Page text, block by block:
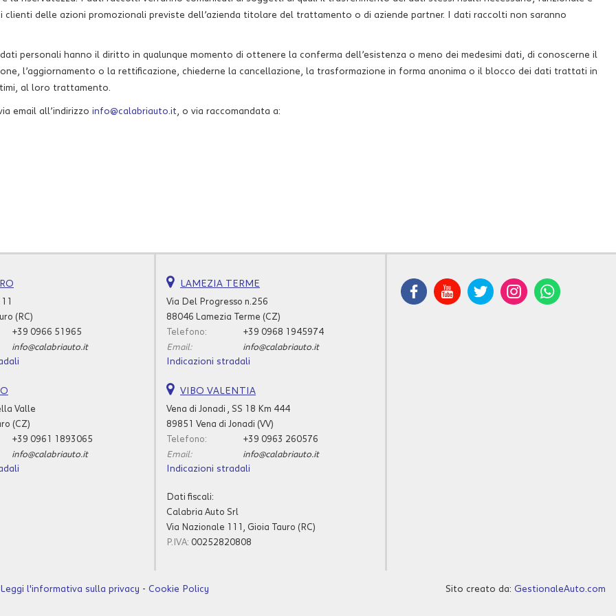
delle azioni promozionali previste dell’azienda titolare del trattamento o di aziende partner. I dati raccolti non saranno
personali hanno il diritto in qualunque momento di ottenere la conferma dell’esistenza o meno dei medesimi dati, di conoscerne il
l’aggiornamento o la rettificazione, chiederne la cancellazione, la trasformazione in forma anonima o il blocco dei dati trattati in
al loro trattamento.
email all’indirizzo info@calabriauto.it, o via raccomandata a:
(RC)
+39 0966 51965
info@calabriauto.it
Valle
(CZ)
+39 0961 1893065
info@calabriauto.it
LAMEZIA TERME
Via Del Progresso n.256
88046 Lamezia Terme (CZ)
Telefono:
+39 0968 1945974
Email:
info@calabriauto.it
Indicazioni stradali
VIBO VALENTIA
Vena di Jonadi , SS 18 Km 444
89851 Vena di Jonadi (VV)
Telefono:
+39 0963 260576
Email:
info@calabriauto.it
Indicazioni stradali
Dati fiscali:
Calabria Auto Srl
Via Nazionale 111, Gioia Tauro (RC)
P.IVA: 00252820808
Leggi l'informativa sulla privacy - Cookie Policy Sito creato da: GestionaleAuto.com